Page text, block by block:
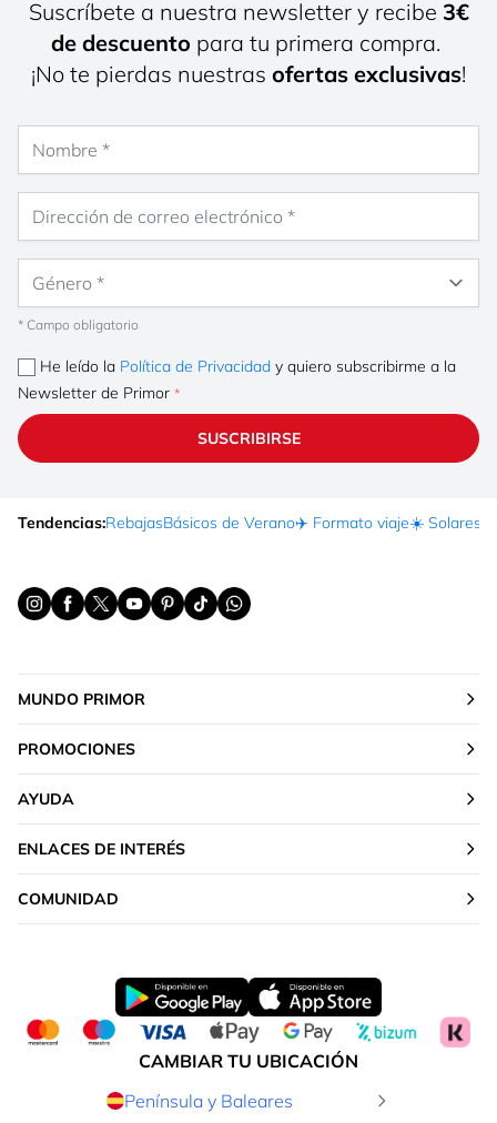
Suscríbete a nuestra newsletter y recibe 3€
de descuento para tu primera compra.
¡No te pierdas nuestras ofertas exclusivas!
* Campo obligatorio
He leído la Política de Privacidad y quiero subscribirme a la
Newsletter de Primor
SUSCRIBIRSE
Tendencias:RebajasBásicos de Verano✈️ Formato viaje☀️ Solares
MUNDO PRIMOR
PROMOCIONES
AYUDA
ENLACES DE INTERÉS
COMUNIDAD
CAMBIAR TU UBICACIÓN
Península y Baleares